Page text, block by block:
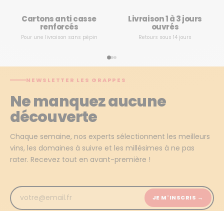
Cartons anti casse
renforcés
Pour une livraison sans pépin
Livraison 1 à 3 jours
ouvrés
Retours sous 14 jours
NEWSLETTER LES GRAPPES
Ne manquez aucune
découverte
Chaque semaine, nos experts sélectionnent les meilleurs
vins, les domaines à suivre et les millésimes à ne pas
rater. Recevez tout en avant-première !
JE M'INSCRIS →